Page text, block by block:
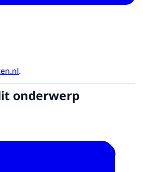
.
onderwerp